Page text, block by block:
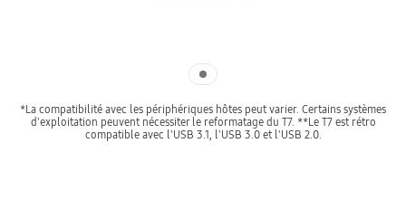
*La compatibilité avec les périphériques hôtes peut varier. Certains systèmes
d'exploitation peuvent nécessiter le reformatage du T7. **Le T7 est rétro
compatible avec l'USB 3.1, l'USB 3.0 et l'USB 2.0.